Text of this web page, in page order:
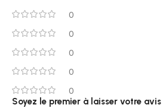
0
0
0
0
0
Soyez le premier à laisser votre avis